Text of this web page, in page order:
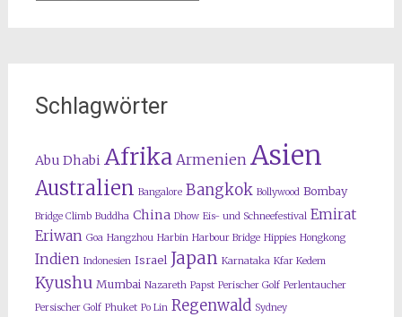
Schlagwörter
Abu Dhabi Afrika Armenien Asien
Australien Bangalore Bangkok Bollywood Bombay
Bridge Climb Buddha China Dhow Eis- und Schneefestival Emirat
Eriwan Goa Hangzhou Harbin Harbour Bridge Hippies Hongkong
Indien Indonesien Israel Japan Karnataka Kfar Kedem
Kyushu Mumbai Nazareth Papst Perischer Golf Perlentaucher
Persischer Golf Phuket Po Lin Regenwald Sydney